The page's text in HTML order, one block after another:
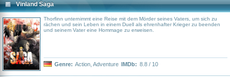
Vinland Saga
Thorfinn unternimmt eine Reise mit dem Mörder seines Vaters, um sich zu
rächen und sein Leben in einem Duell als ehrenhafter Krieger zu beenden
und seinem Vater eine Hommage zu erweisen.
Genre: Action Adventure IMDb: 8.8 / 10